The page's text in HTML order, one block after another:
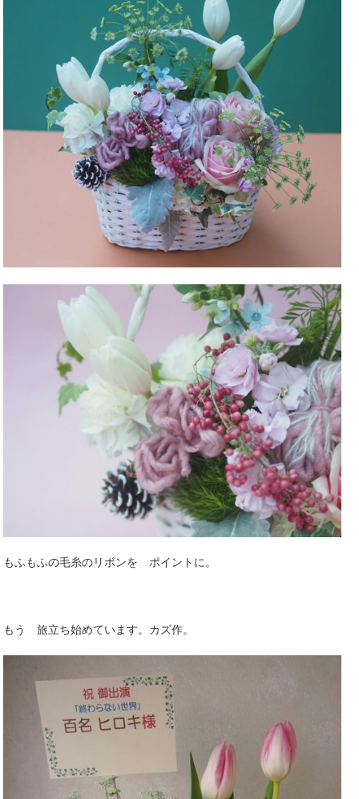
もふもふの毛糸のリボンを ポイントに。
もう 旅立ち始めています。カズ作。